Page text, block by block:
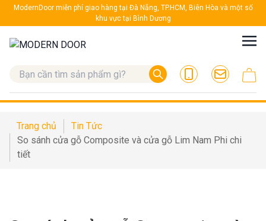
ModernDoor miễn phí giao hàng tại Đà Nẵng, TP.HCM, Biên Hòa và một số
khu vực tại Bình Dương
Trang chủ
Tin Tức
So sánh cửa gỗ Composite và cửa gỗ Lim Nam Phi chi
tiết